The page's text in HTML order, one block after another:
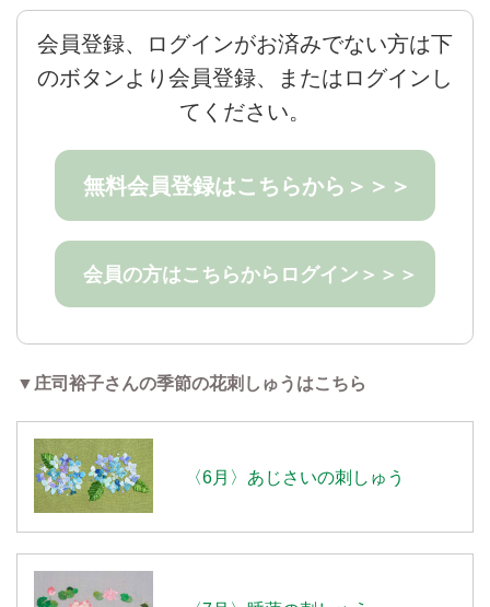
会員登録、ログインがお済みでない方は下
のボタンより会員登録、またはログインし
てください。
無料会員登録はこちらから＞＞＞
会員の方はこちらからログイン＞＞＞
▼庄司裕子さんの季節の花刺しゅうはこちら
〈6月〉あじさいの刺しゅう